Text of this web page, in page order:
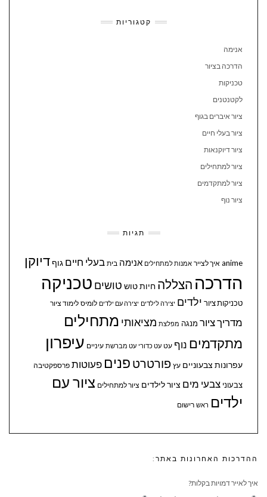
קטגוריות
אנימה
הדרכה בציור
טכניקות
לקטנטנים
ציור איברים בגוף
ציור בעלי חיים
ציור דיוקנאות
ציור למתחילים
ציור למתקדמים
ציור נוף
תגיות
anime איך לצייר אמנות למתחילים אנימה בית בעלי חיים גוףדיוקן
הדרכה הצללה חיותטוש טושים טכניקה
טכניקות ציור ילדים יצירה לילדים יצירה עם ילדים לומיס לימוד ציור
מדריך ציור מנגה מפלצת מציאותי מתחילים
מתקדמים נוף עט עט כדורי עט מברשת עיניים עיפרון
עפרונות צבעוניים עץ פורטרט פנים פעוטות פרספקטיבה
צבעוני צבעי מים ציור לילדים ציור למתחילים ציור עם
ילדים ראש רישום
ההדרכות האחרונות באתר:
איך לאייר דמויות בקלות?